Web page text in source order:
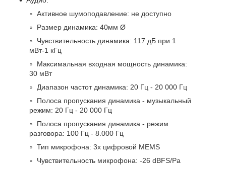
Активное шумоподавление: не доступно
Размер динамика: 40мм Ø
Чувствительность динамика: 117 дБ при 1
мВт-1 кГц
Максимальная входная мощность динамика:
30 мВт
Диапазон частот динамика: 20 Гц - 20 000 Гц
Полоса пропускания динамика - музыкальный
режим: 20 Гц - 20 000 Гц
Полоса пропускания динамика - режим
разговора: 100 Гц - 8.000 Гц
Тип микрофона: 3х цифровой MEMS
Чувствительность микрофона: -26 dBFS/Pa